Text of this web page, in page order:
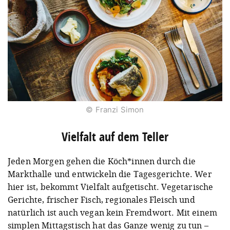
© Franzi Simon
Vielfalt auf dem Teller
Jeden Morgen gehen die Köch*innen durch die
Markthalle und entwickeln die Tagesgerichte. Wer
hier ist, bekommt Vielfalt aufgetischt. Vegetarische
Gerichte, frischer Fisch, regionales Fleisch und
natürlich ist auch vegan kein Fremdwort. Mit einem
simplen Mittagstisch hat das Ganze wenig zu tun –